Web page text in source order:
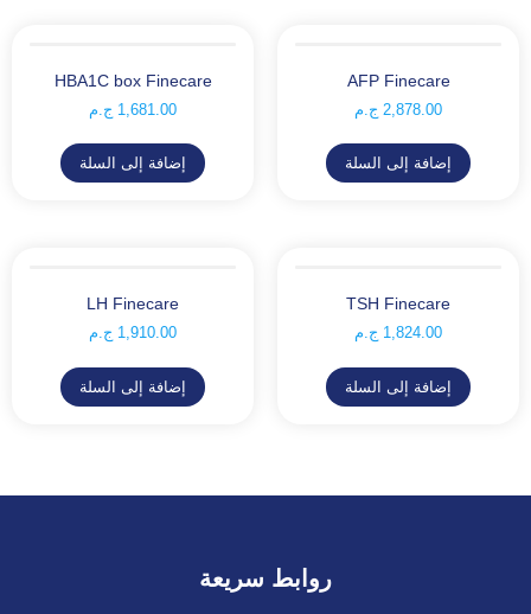
AFP Finecare
2,878.00 ج.م
إضافة إلى السلة
HBA1C box Finecare
1,681.00 ج.م
إضافة إلى السلة
TSH Finecare
1,824.00 ج.م
إضافة إلى السلة
LH Finecare
1,910.00 ج.م
إضافة إلى السلة
روابط سريعة